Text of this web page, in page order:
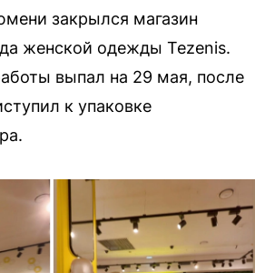
закрылся магазин
женской одежды Tezenis.
выпал на 29 мая, после
к упаковке